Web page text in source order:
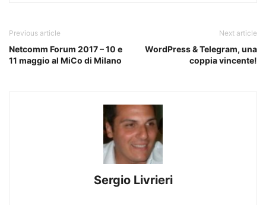
Previous article
Netcomm Forum 2017 – 10 e
11 maggio al MiCo di Milano
Next article
WordPress & Telegram, una
coppia vincente!
Sergio Livrieri